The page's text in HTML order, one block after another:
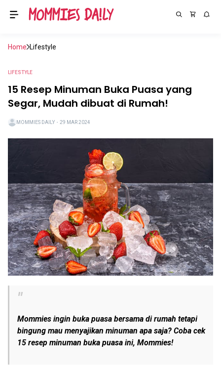
Home Lifestyle
LIFESTYLE
15 Resep Minuman Buka Puasa yang
Segar, Mudah dibuat di Rumah!
MOMMIES DAILY ・ 29 MAR 2024
Mommies ingin buka puasa bersama di rumah tetapi
bingung mau menyajikan minuman apa saja? Coba cek
15 resep minuman buka puasa ini, Mommies!